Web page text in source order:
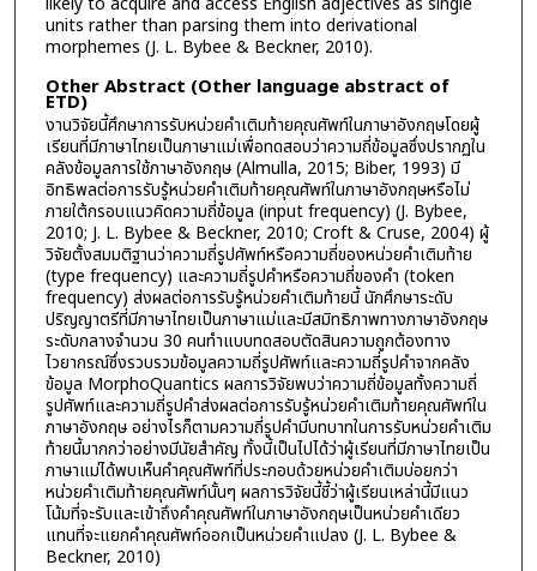
units rather than parsing them into derivational
morphemes (J. L. Bybee & Beckner, 2010).
Other Abstract (Other language abstract of
ETD)
งานวิจัยนี้ศึกษาการรับหน่วยคำเติมท้ายคุณศัพท์ในภาษาอังกฤษโดยผู้
เรียนที่มีภาษาไทยเป็นภาษาแม่เพื่อทดสอบว่าความถี่ข้อมูลซึ่งปรากฏใน
คลังข้อมูลการใช้ภาษาอังกฤษ (Almulla, 2015; Biber, 1993) มี
อิทธิพลต่อการรับรู้หน่วยคำเติมท้ายคุณศัพท์ในภาษาอังกฤษหรือไม่
ภายใต้กรอบแนวคิดความถี่ข้อมูล (input frequency) (J. Bybee,
2010; J. L. Bybee & Beckner, 2010; Croft & Cruse, 2004) ผู้
วิจัยตั้งสมมติฐานว่าความถี่รูปศัพท์หรือความถี่ของหน่วยคำเติมท้าย
(type frequency) และความถี่รูปคำหรือความถี่ของคำ (token
frequency) ส่งผลต่อการรับรู้หน่วยคำเติมท้ายนี้ นักศึกษาระดับ
ปริญญาตรีที่มีภาษาไทยเป็นภาษาแม่และมีสมิทธิภาพทางภาษาอังกฤษ
ระดับกลางจำนวน 30 คนทำแบบทดสอบตัดสินความถูกต้องทาง
ไวยากรณ์ซึ่งรวบรวมข้อมูลความถี่รูปศัพท์และความถี่รูปคำจากคลัง
ข้อมูล MorphoQuantics ผลการวิจัยพบว่าความถี่ข้อมูลทั้งความถี่
รูปศัพท์และความถี่รูปคำส่งผลต่อการรับรู้หน่วยคำเติมท้ายคุณศัพท์ใน
ภาษาอังกฤษ อย่างไรก็ตามความถี่รูปคำมีบทบาทในการรับหน่วยคำเติม
ท้ายนี้มากกว่าอย่างมีนัยสำคัญ ทั้งนี้เป็นไปได้ว่าผู้เรียนที่มีภาษาไทยเป็น
ภาษาแม่ได้พบเห็นคำคุณศัพท์ที่ประกอบด้วยหน่วยคำเติมบ่อยกว่า
หน่วยคำเติมท้ายคุณศัพท์นั้นๆ ผลการวิจัยนี้ชี้ว่าผู้เรียนเหล่านี้มีแนว
โน้มที่จะรับและเข้าถึงคำคุณศัพท์ในภาษาอังกฤษเป็นหน่วยคำเดียว
แทนที่จะแยกคำคุณศัพท์ออกเป็นหน่วยคำแปลง (J. L. Bybee &
Beckner, 2010)